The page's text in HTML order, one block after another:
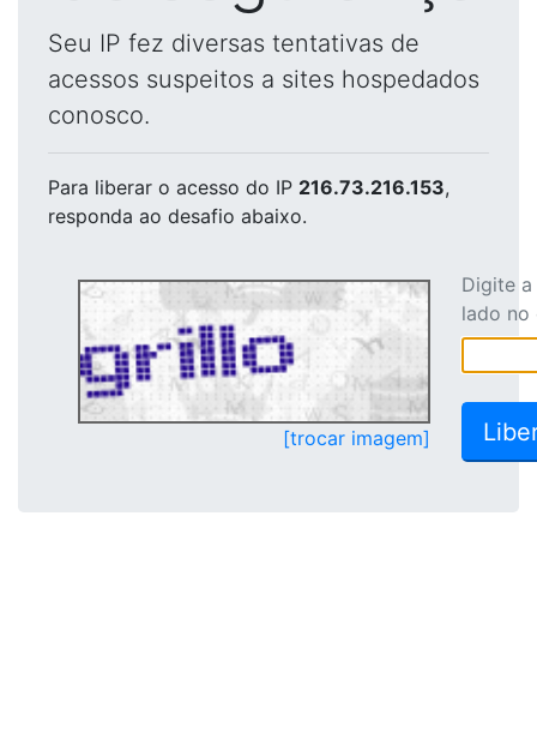
Seu IP fez diversas tentativas de
acessos suspeitos a sites hospedados
conosco.
Para liberar o acesso do IP 216.73.216.153,
responda ao desafio abaixo.
[trocar imagem]
Digite
lado no